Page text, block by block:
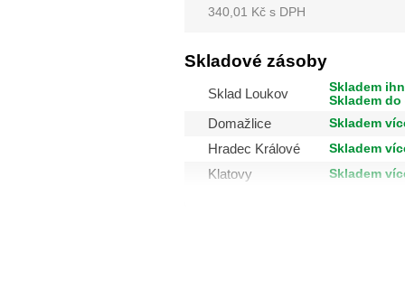
340,01 Kčs DPH
Skladové zásoby
Sklad Loukov
Skladem
Skladem
Domažlice
Skladem
Hradec Králové
Skladem
Klatovy
Skladem